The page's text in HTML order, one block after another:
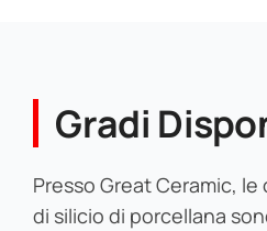
Gradi
Presso Great Ceramic,
di silicio di porcellana